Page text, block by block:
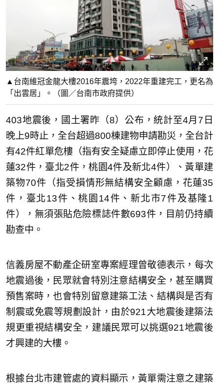
▲台南維冠金龍大樓2016年震垮，2022年重建完工，更名為
「出雲居」。（圖／台南市政府提供）
403地震後，國土署昨（8）公布，統計至4月7日
晚上9時止，全台超過800棟建物申請勘災，全台計
有42件紅單危樓（指有安全疑慮立即停止使用，花
蓮32件，臺北2件，桃園4件及新北4件）、黃單建
築物70件（指受損情形無結構安全顧慮，花蓮35
件，臺北13件、桃園14件、新北市7件及基隆1
件），無須張貼危險標誌件數693件，目前仍持續
勘查中。
信義房屋不動產企研室專案經理曾敬德表示，每次
地震過後，民眾就會特別注意結構安全，甚至購買
預售案時，也會特別留意建築工法、結構與是否有
制震或免震等規劃設計，由於921大地震後建築法
規更重視結構安全，建議民眾可以挑選921地震後
才興建的大樓。
根據台北市建管處的資料顯示，黃單需注意之建築